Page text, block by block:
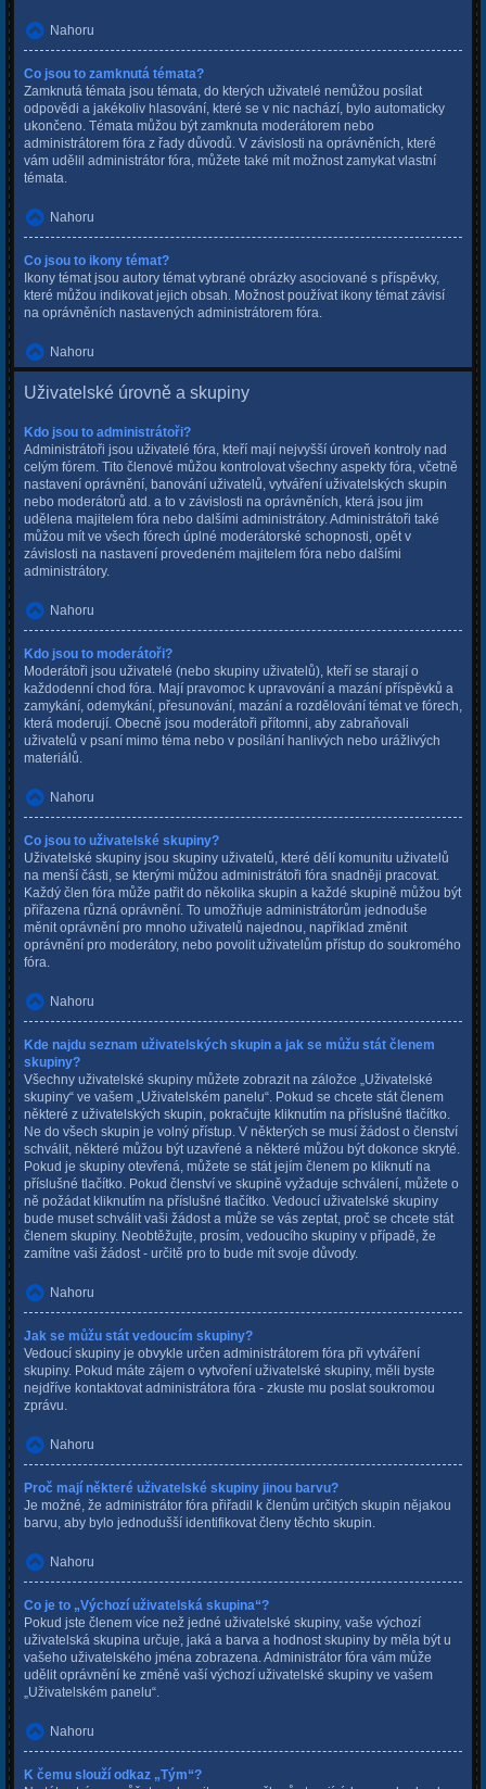
Nahoru
Co jsou to zamknutá témata?
Zamknutá témata jsou témata, do kterých uživatelé nemůžou posílat
odpovědi a jakékoliv hlasování, které se v nic nachází, bylo automaticky
ukončeno. Témata můžou být zamknuta moderátorem nebo
administrátorem fóra z řady důvodů. V závislosti na oprávněních, které
vám udělil administrátor fóra, můžete také mít možnost zamykat vlastní
témata.
Nahoru
Co jsou to ikony témat?
Ikony témat jsou autory témat vybrané obrázky asociované s příspěvky,
které můžou indikovat jejich obsah. Možnost používat ikony témat závisí
na oprávněních nastavených administrátorem fóra.
Nahoru
Uživatelské úrovně a skupiny
Kdo jsou to administrátoři?
Administrátoři jsou uživatelé fóra, kteří mají nejvyšší úroveň kontroly nad
celým fórem. Tito členové můžou kontrolovat všechny aspekty fóra, včetně
nastavení oprávnění, banování uživatelů, vytváření uživatelských skupin
nebo moderátorů atd. a to v závislosti na oprávněních, která jsou jim
udělena majitelem fóra nebo dalšími administrátory. Administrátoři také
můžou mít ve všech fórech úplné moderátorské schopnosti, opět v
závislosti na nastavení provedeném majitelem fóra nebo dalšími
administrátory.
Nahoru
Kdo jsou to moderátoři?
Moderátoři jsou uživatelé (nebo skupiny uživatelů), kteří se starají o
každodenní chod fóra. Mají pravomoc k upravování a mazání příspěvků a
zamykání, odemykání, přesunování, mazání a rozdělování témat ve fórech,
která moderují. Obecně jsou moderátoři přítomni, aby zabraňovali
uživatelů v psaní mimo téma nebo v posílání hanlivých nebo urážlivých
materiálů.
Nahoru
Co jsou to uživatelské skupiny?
Uživatelské skupiny jsou skupiny uživatelů, které dělí komunitu uživatelů
na menší části, se kterými můžou administrátoři fóra snadněji pracovat.
Každý člen fóra může patřit do několika skupin a každé skupině můžou být
přiřazena různá oprávnění. To umožňuje administrátorům jednoduše
měnit oprávnění pro mnoho uživatelů najednou, například změnit
oprávnění pro moderátory, nebo povolit uživatelům přístup do soukromého
fóra.
Nahoru
Kde najdu seznam uživatelských skupin a jak se můžu stát členem
skupiny?
Všechny uživatelské skupiny můžete zobrazit na záložce „Uživatelské
skupiny“ ve vašem „Uživatelském panelu“. Pokud se chcete stát členem
některé z uživatelských skupin, pokračujte kliknutím na příslušné tlačítko.
Ne do všech skupin je volný přístup. V některých se musí žádost o členství
schválit, některé můžou být uzavřené a některé můžou být dokonce skryté.
Pokud je skupiny otevřená, můžete se stát jejím členem po kliknutí na
příslušné tlačítko. Pokud členství ve skupině vyžaduje schválení, můžete o
ně požádat kliknutím na příslušné tlačítko. Vedoucí uživatelské skupiny
bude muset schválit vaši žádost a může se vás zeptat, proč se chcete stát
členem skupiny. Neobtěžujte, prosím, vedoucího skupiny v případě, že
zamítne vaši žádost - určitě pro to bude mít svoje důvody.
Nahoru
Jak se můžu stát vedoucím skupiny?
Vedoucí skupiny je obvykle určen administrátorem fóra při vytváření
skupiny. Pokud máte zájem o vytvoření uživatelské skupiny, měli byste
nejdříve kontaktovat administrátora fóra - zkuste mu poslat soukromou
zprávu.
Nahoru
Proč mají některé uživatelské skupiny jinou barvu?
Je možné, že administrátor fóra přiřadil k členům určitých skupin nějakou
barvu, aby bylo jednodušší identifikovat členy těchto skupin.
Nahoru
Co je to „Výchozí uživatelská skupina“?
Pokud jste členem více než jedné uživatelské skupiny, vaše výchozí
uživatelská skupina určuje, jaká a barva a hodnost skupiny by měla být u
vašeho uživatelského jména zobrazena. Administrátor fóra vám může
udělit oprávnění ke změně vaší výchozí uživatelské skupiny ve vašem
„Uživatelském panelu“.
Nahoru
K čemu slouží odkaz „Tým“?